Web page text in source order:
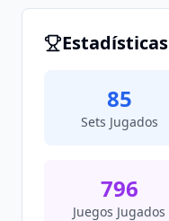
Estadísticas
85
Sets Jugados
796
Juegos Jugados